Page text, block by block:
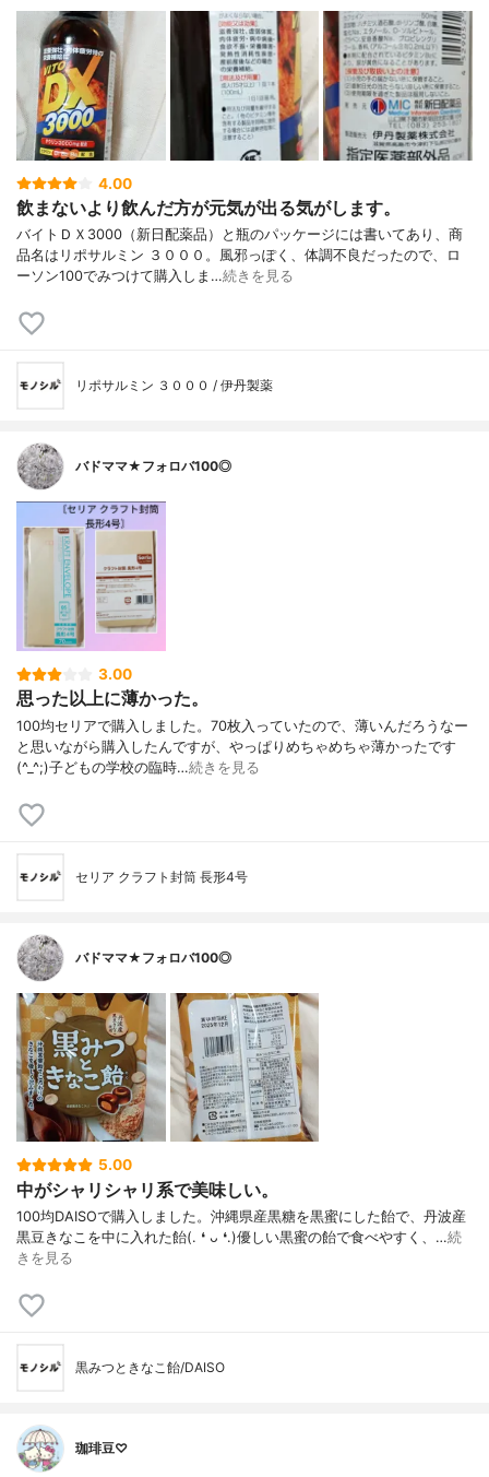
4.00
飲まないより飲んだ方が元気が出る気がします。
バイトＤＸ3000（新日配薬品）と瓶のパッケージには書いてあり、商
品名はリポサルミン ３０００。風邪っぽく、体調不良だったので、ロ
ーソン100でみつけて購入しま…続きを見る
リポサルミン ３０００ / 伊丹製薬
バドママ★フォロバ100◎
3.00
思った以上に薄かった。
100均セリアで購入しました。70枚入っていたので、薄いんだろうなー
と思いながら購入したんですが、やっぱりめちゃめちゃ薄かったです
(^_^;)子どもの学校の臨時…続きを見る
セリア クラフト封筒 長形4号
バドママ★フォロバ100◎
5.00
中がシャリシャリ系で美味しい。
100均DAISOで購入しました。沖縄県産黒糖を黒蜜にした飴で、丹波産
黒豆きなこを中に入れた飴(⁠.⁠ ⁠❛⁠ ⁠ᴗ⁠ ⁠❛⁠.⁠)優しい黒蜜の飴で食べやすく、…続
きを見る
黒みつときなこ飴/DAISO
珈琲豆♡